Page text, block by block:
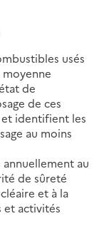
usés
de
de ces
identifient les
au moins
au
de sûreté
et à la
activités